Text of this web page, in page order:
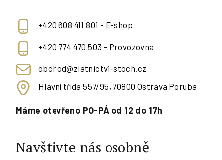
+420 608 411 801 - E-shop
+420 774 470 503 - Provozovna
obchod@zlatnictvi-stoch.cz
Hlavní třída 557/95, 70800 Ostrava Poruba
Máme otevřeno PO-PÁ od 12 do 17h
Navštivte nás osobně